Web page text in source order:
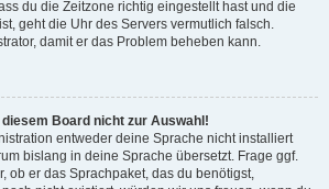
du die Zeitzone richtig eingestellt hast und die
geht die Uhr des Servers vermutlich falsch.
damit er das Problem beheben kann.
Board nicht zur Auswahl!
entweder deine Sprache nicht installiert
bislang in deine Sprache übersetzt. Frage ggf.
ob er das Sprachpaket, das du benötigst,